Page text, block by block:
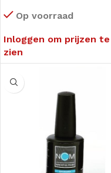
Op voorraad
Inloggen om prijzen te
zien